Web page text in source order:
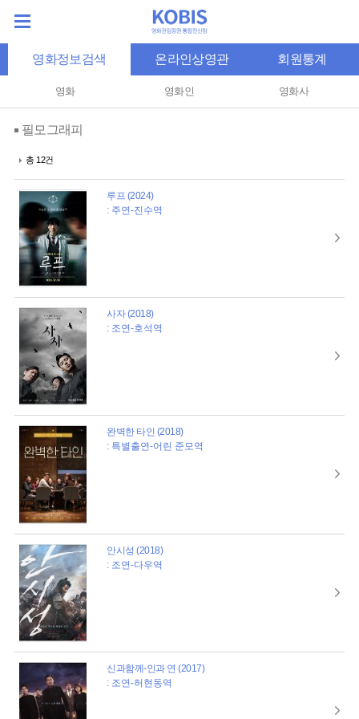
영화정보검색 온라인상영관 회원통계
영화 영화인 영화사
필모그래피
총 12건
루프 (2024)
: 주연-진수역
사자 (2018)
: 조연-호석역
완벽한 타인 (2018)
: 특별출연-어린 준모역
안시성 (2018)
: 조연-다우역
신과함께-인과 연 (2017)
: 조연-허현동역